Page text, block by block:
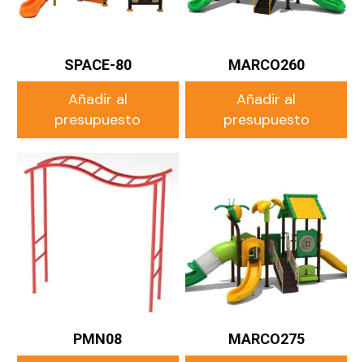
SPACE-80
Añadir al
presupuesto
MARCO260
Añadir al
presupuesto
PMN08 MARCO275